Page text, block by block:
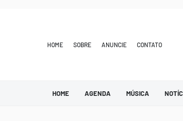
HOME SOBRE ANUNCIE CONTATO
HOME AGENDA MÚSICA